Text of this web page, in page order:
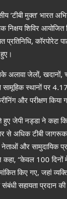
‘टीबी मुक्त’ भारत
निक्षय शिविर
प्रतिनिधि,कॉरपोरेट
अलावा जेलों,खदानों,
स्थानों पर
और परीक्षण किया
हुए जेपी नड्डा ने कहा कि
से अधिक टीबी
और सामुदायिक
कहा, “केवल 100दिनों
किए गए,जहां
संबंधी सहायता प्रदान